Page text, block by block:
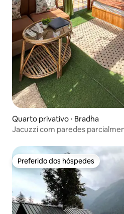
Quarto privativo ⋅ Bradha
Jacuzzi com paredes
Preferido dos hóspedes
Preferido dos hóspedes